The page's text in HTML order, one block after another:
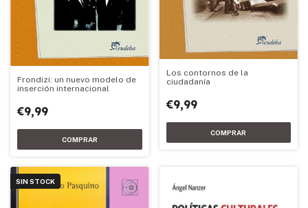
Frondizi: un nuevo modelo de
inserción internacional
€9,99
Los contornos de la
ciudadanía
€9,99
SIN STOCK